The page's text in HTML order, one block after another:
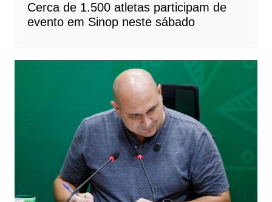
Cerca de 1.500 atletas participam de
evento em Sinop neste sábado